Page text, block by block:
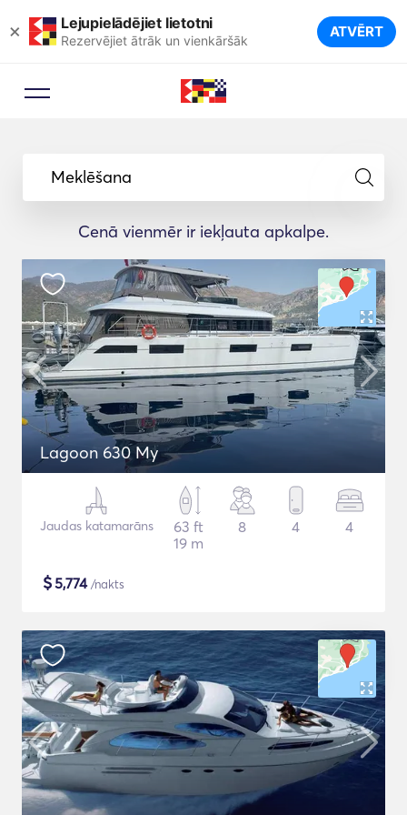
× Lejupielādējiet lietotni
Rezervējiet ātrāk un vienkāršāk ATVĒRT
Meklēšana
Cenā vienmēr ir iekļauta apkalpe.
Lagoon 630 My
Jaudas katamarāns
63 ft
19 m
8 4 4
$5,774/nakts